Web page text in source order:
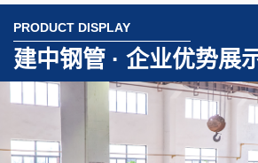
PRODUCT DISPLAY
建中钢管 · 企业优势展
品质保证
料，严格质控，匠心制造，确保每件产品品